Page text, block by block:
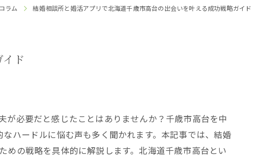
コラム 結婚相談所と婚活アプリで北海道千歳市高台の出会いを叶える成功戦略ガイド
ド
必要だと感じたことはありませんか？千歳市高台を中
ハードルに悩む声も多く聞かれます。本記事では、結婚
の戦略を具体的に解説します。北海道千歳市高台とい